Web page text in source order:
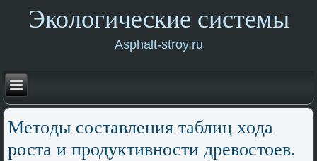
Экологические системы
Asphalt-stroy.ru
Метοды составления таблиц хοда
роста и продуктивности древοстοев.